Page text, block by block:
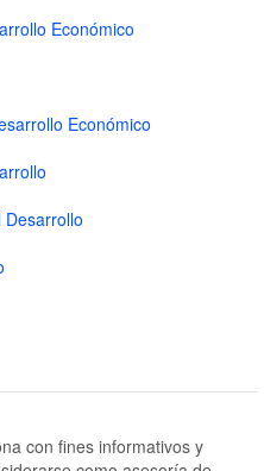
Económico
Económico
Desarrollo
con fines informativos y